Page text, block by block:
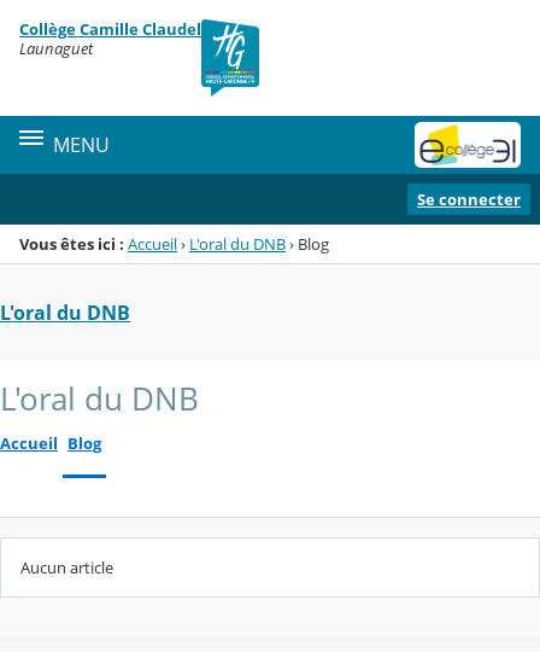
Menu de la rubrique
Contenu
Collège Camille Claudel
Launaguet
MENU
Se connecter
Vous êtes ici : Accueil› L'oral du DNB› Blog
L'oral du DNB
L'oral du DNB
Accueil Blog
Aucun article